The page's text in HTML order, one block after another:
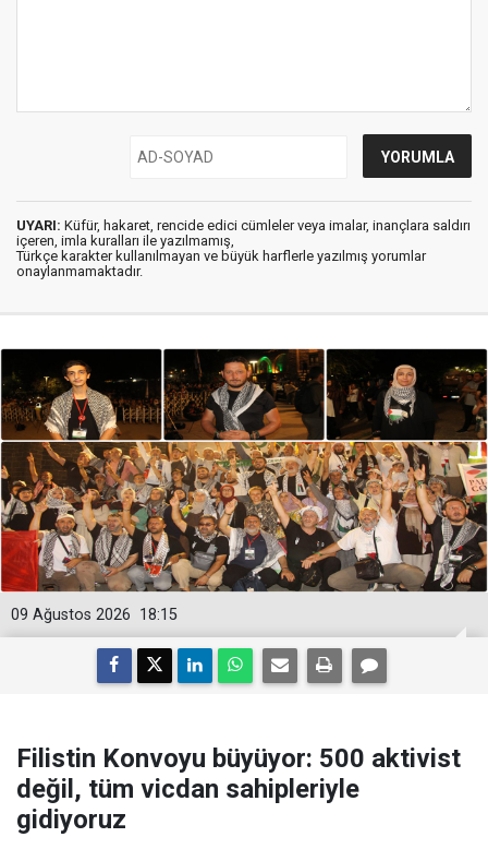
UYARI: Küfür, hakaret, rencide edici cümleler veya imalar, inançlara saldırı
içeren, imla kuralları ile yazılmamış,
Türkçe karakter kullanılmayan ve büyük harflerle yazılmış yorumlar
onaylanmamaktadır.
18:15
09 Ağustos 2026
Filistin Konvoyu büyüyor: 500 aktivist
değil, tüm vicdan sahipleriyle
gidiyoruz